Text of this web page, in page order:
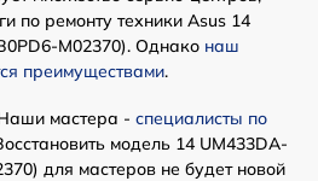
по ремонту техники Asus 14
M02370). Однако наш
преимуществами.
мастера - специалисты по
модель 14 UM433DA-
для мастеров не будет новой